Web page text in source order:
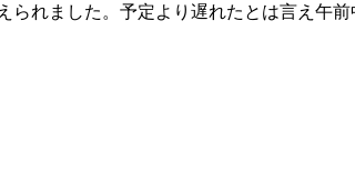
られました。予定より遅れたとは言え午